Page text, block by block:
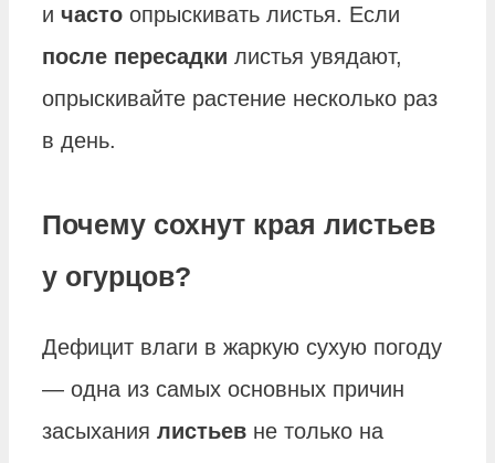
и часто опрыскивать листья. Если
после пересадки листья увядают,
опрыскивайте растение несколько раз
в день.
Почему сохнут края листьев
у огурцов?
Дефицит влаги в жаркую сухую погоду
— одна из самых основных причин
засыхания листьев не только на